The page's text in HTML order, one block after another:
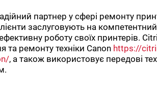
партнер у сфері ремонту
заслуговують на
роботу своїх принтерів.
та ремонту техніки Canon https://
, а також використовує передові